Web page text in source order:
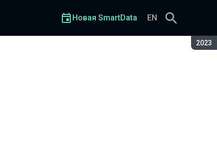
2023
Новая SmartData EN